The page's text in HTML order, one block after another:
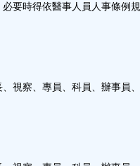
要時得依醫事人員人事條例
視察、專員、科員、辦事員